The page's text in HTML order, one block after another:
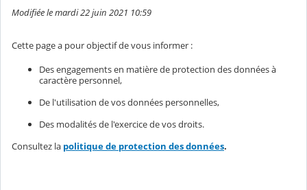
Modifiée le mardi 22 juin 2021 10:59
Cette page a pour objectif de vous informer :
Des engagements en matière de protection des données à
caractère personnel,
De l'utilisation de vos données personnelles,
Des modalités de l'exercice de vos droits.
Consultez la politique de protection des données.